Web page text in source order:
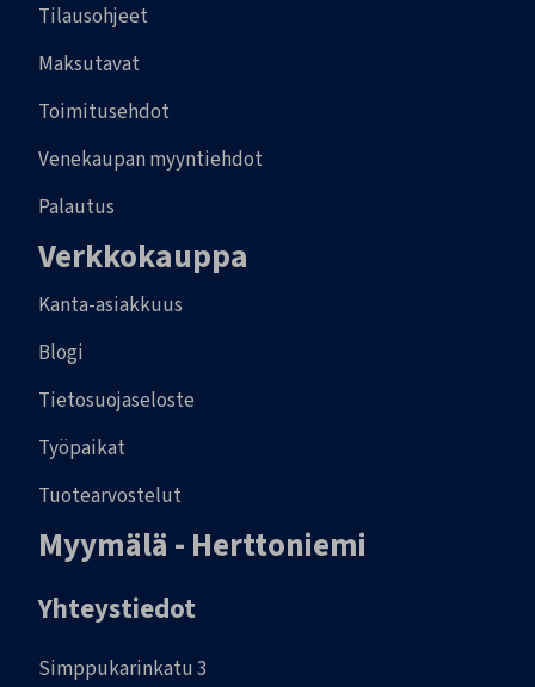
Tilausohjeet
Maksutavat
Toimitusehdot
Venekaupan myyntiehdot
Palautus
Verkkokauppa
Kanta-asiakkuus
Blogi
Tietosuojaseloste
Työpaikat
Tuotearvostelut
Myymälä - Herttoniemi
Yhteystiedot
Simppukarinkatu 3